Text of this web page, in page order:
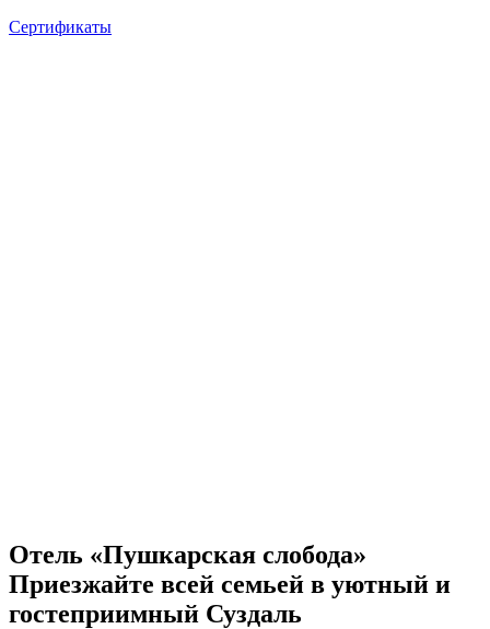
Сертификаты
Отель «Пушкарская слобода»
Приезжайте всей семьей в уютный и
гостеприимный Суздаль